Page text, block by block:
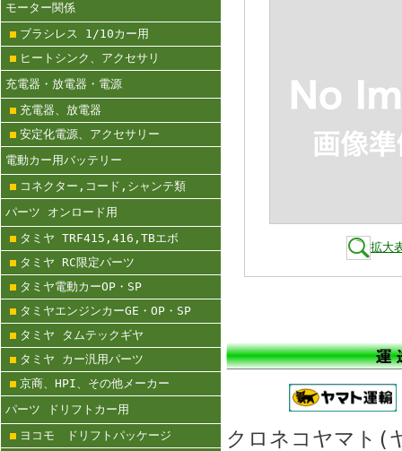
モーター関係
ブラシレス 1/10カー用
ヒートシンク、アクセサリ
充電器・放電器・電源
充電器、放電器
安定化電源、アクセサリー
電動カー用バッテリー
コネクター,コード,シャンテ類
パーツ オンロード用
タミヤ TRF415,416,TBエボ
タミヤ RC限定パーツ
タミヤ電動カーOP・SP
タミヤエンジンカーGE・OP・SP
タミヤ タムテックギヤ
タミヤ カー汎用パーツ
京商、HPI、その他メーカー
パーツ ドリフトカー用
ヨコモ ドリフトパッケージ
拡大
クロネコヤマ